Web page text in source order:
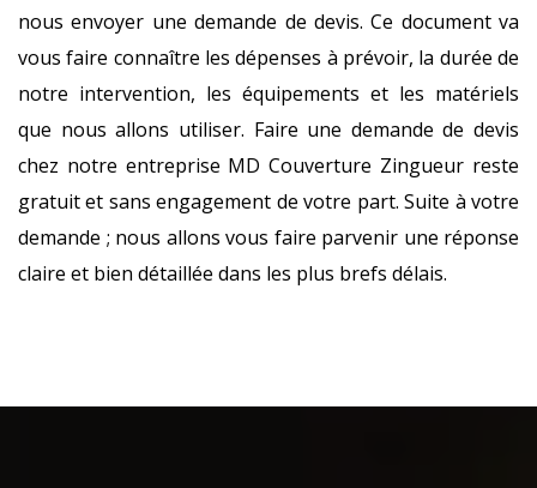
nous envoyer une demande de devis. Ce document va
vous faire connaître les dépenses à prévoir, la durée de
notre intervention, les équipements et les matériels
que nous allons utiliser. Faire une demande de devis
chez notre entreprise MD Couverture Zingueur reste
gratuit et sans engagement de votre part. Suite à votre
demande ; nous allons vous faire parvenir une réponse
claire et bien détaillée dans les plus brefs délais.